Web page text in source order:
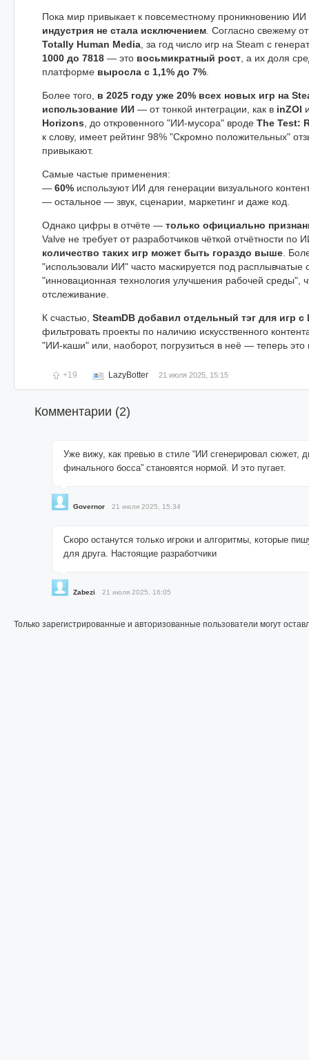
Пока мир привыкает к повсеместному проникновению ИИ
индустрия не стала исключением . Согласно свежему
Totally Human Media , за год число игр на Steam с
1000 до 7818 — это восьмикратный рост , а их доля
платформе выросла с 1,1% до 7%
Более того, в 2025 году уже 20% всех новых игр на
использование ИИ — от тонкой интеграции, как в inZOI
Horizons , до откровенного "ИИ-мусора" вроде The Test:
к слову, имеет рейтинг 98% "Скромно положительных"
привыкают.
Самые частые применения:
— 60% используют ИИ для генерации визуального
— остальное — звук, сценарии, маркетинг и даже код.
Однако цифры в отчёте — только официально
Valve не требует от разработчиков чёткой отчётности по
количество таких игр может быть гораздо выше .
"использовали ИИ" часто маскируется под расплывчатые
"инновационная технология улучшения рабочей среды",
отслеживание.
К счастью, SteamDB добавил отдельный тэг для игр с
фильтровать проекты по наличию искусственного
"ИИ-каши" или, наоборот, погрузиться в неё — теперь это
+19 LazyBotter 21 июля 2025, 15:15
Комментарии (2)
Уже вижу, как превью в стиле “ИИ сгенерировал сюжет,
финального босса” становятся нормой. И это пугает.
Governor 21 июля 2025, 15:34
Скоро останутся только игроки и алгоритмы, которые
для друга. Настоящие разработчики
Zabezi 21 июля 2025, 16:05
Только зарегистрированные и авторизованные пользователи могут